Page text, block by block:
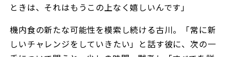
ときは、それはもうこの上なく嬉しいんです」
機内食の新たな可能性を模索し続ける古川。「常に新
しいチャレンジをしていきたい」と話す彼に、次の一